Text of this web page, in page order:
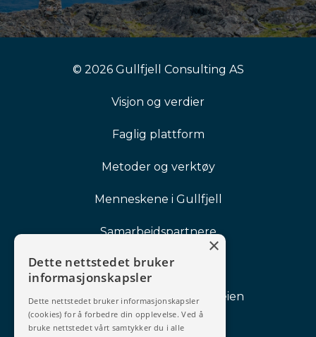
© 2026 Gullfjell Consulting AS
Visjon og verdier
Faglig plattform
Metoder og verktøy
Menneskene i Gullfjell
Samarbeidspartnere
Referanser
Lederprogrammet Vardeveien
Lederutvikling